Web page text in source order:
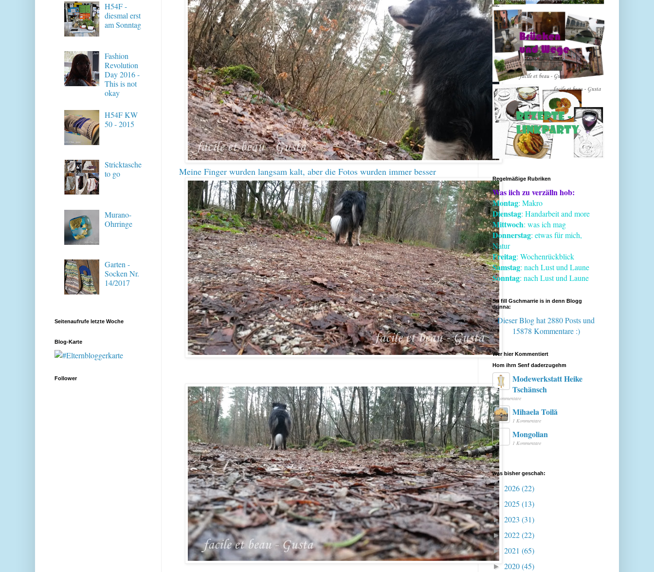
Meine Finger wurden langsam kalt, aber die Fotos wurden immer besser
H54F -
diesmal erst
am Sonntag
Fashion
Revolution
Day 2016 -
This is not
okay
H54F KW
50 - 2015
Stricktasche
to go
Murano-
Ohrringe
Garten -
Socken Nr.
14/2017
Seitenaufrufe letzte Woche
Blog-Karte
Follower
Regelmäßige Rubriken
Was iich zu verzälln hob:
Montag: Makro
Dienstag: Handarbeit and more
Mittwoch: was ich mag
Donnerstag: etwas für mich,
Natur
Freitag: Wochenrückblick
Samstag: nach Lust und Laune
Sonntag: nach Lust und Laune
Su fill Gschmarrie is in denn Blogg
drinna:
Dieser Blog hat 2880 Postsund
15878 Kommentare :)
Wer hier Kommentiert
Hom ihrn Senf daderzugehm
Modewerkstatt Heike
Tschänsch
1 Kommentare
Mihaela Toilă
1 Kommentare
Mongolian
1 Kommentare
was bisher geschah:
► 2026(22)
► 2025 (13)
► 2023 (31)
► 2022(22)
► 2021 (65)
► 2020(45)